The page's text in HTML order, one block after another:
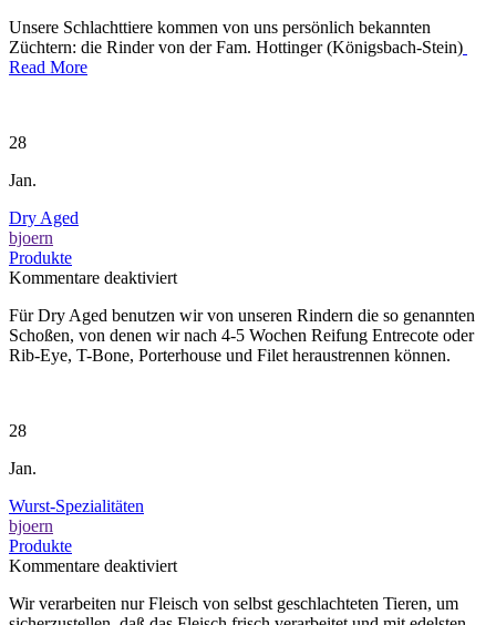
Unsere Schlachttiere kommen von uns persönlich bekannten
Züchtern: die Rinder von der Fam. Hottinger (Königsbach-Stein)
Read More
28
Jan.
Dry Aged
bjoern
Produkte
Kommentare deaktiviertfür
Aged
Für Dry Aged benutzen wir von unseren Rindern die so genannten
Schoßen, von denen wir nach 4-5 Wochen Reifung Entrecote oder
Rib-Eye, T-Bone, Porterhouse und Filet heraustrennen können.
28
Jan.
Wurst-Spezialitäten
bjoern
Produkte
Kommentare deaktiviertfür
Spezialitäten
Wir verarbeiten nur Fleisch von selbst geschlachteten Tieren, um